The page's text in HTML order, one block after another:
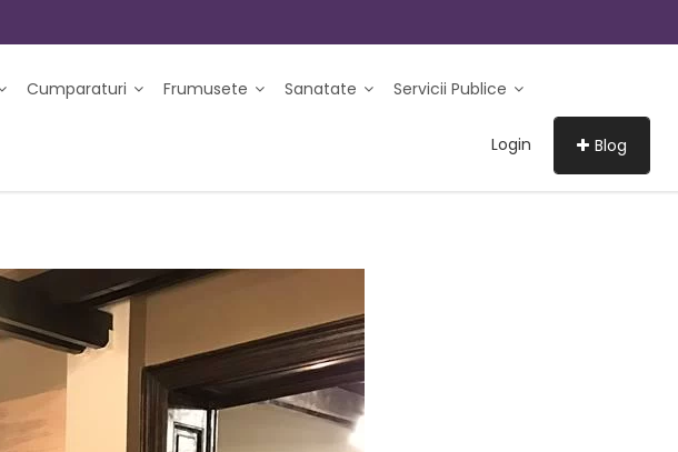
Cumparaturi Frumusete Sanatate Servicii Publice
Login Blog